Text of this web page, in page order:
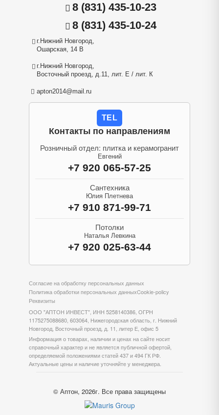
8 (831) 435-10-23
8 (831) 435-10-24
г.Нижний Новгород,
Ошарская, 14 В
г.Нижний Новгород,
Восточный проезд, д.11, лит. Е / лит. К
apton2014@mail.ru
TEL
Контакты по направлениям
Розничный отдел: плитка и керамогранит
Евгений
+7 920 065-57-25
Сантехника
Юлия Плетнева
+7 910 871-99-71
Потолки
Наталья Левкина
+7 920 025-63-44
Согласие на обработку персональных данных
Политика обработки персональных данныхCookie-policy
Реквизиты
ООО "АПТОН ИНВЕСТ", ИНН 5258140386, ОГРН
1175275088680, 603064, Нижегородская область, г. Нижний
Новгород, Восточный проезд, д. 11, литер Е, офис 5
Информация о товарах, наличии и ценах на сайте носит
справочный характер и не является публичной офертой,
определяемой положениями статей 437 и 494 ГК РФ.
Актуальные цены и наличие уточняйте у менеджера.
© Аптон, 2026г. Все права защищены